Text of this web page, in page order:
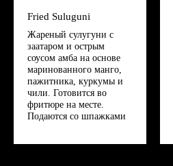
Fried Suluguni
Жареный сулугуни с
заатаром и острым
соусом амба на основе
маринованного манго,
пажитника, куркумы и
чили. Готовится во
фритюре на месте.
Подаются со шпажками